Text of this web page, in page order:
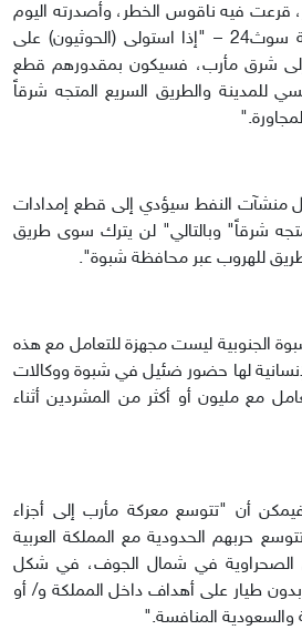
قرعت فيه ناقوس الخطر، وأصدرته اليوم
الثلاثاء – ترجمه إلى العربية سوث24 – "إذا استولى (الحوثيون) على
إلى شرق مأرب، فسيكون بمقدورهم قطع
للمدينة والطريق السريع المتجه شرقاً
منشآت النفط سيؤدي إلى قطع إمدادات
شرقاً" وبالتالي" لن يترك سوى طريق
للهروب عبر محافظة شبوة".
الجنوبية ليست مجهزة للتعامل مع هذه
لها حضور ضئيل في شبوة ووكالات
مع مليون أو أكثر من المشردين أثناء
أن "تتوسع معركة مأرب إلى أجزاء
حربهم الحدودية مع المملكة العربية
الصحراوية في شمال الجوف، في شكل
طيار على أهداف داخل المملكة و/ أو
والسعودية المنافسة."